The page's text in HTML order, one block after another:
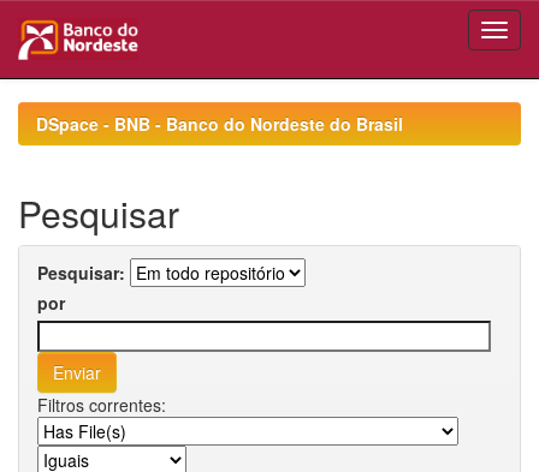
navigationDSpace - BNB - Banco do Nordeste do Brasil
Pesquisar
Pesquisar:
por
Filtros correntes: